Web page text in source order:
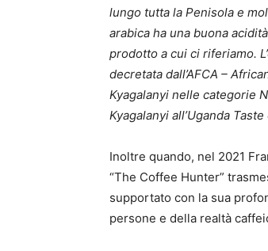
lungo tutta la Penisola e
arabica ha una buona
prodotto a cui ci riferiamo.
decretata dall’AFCA –
Kyagalanyi nelle categorie
Kyagalanyi all’Uganda
Inoltre quando, nel 2021
“The Coffee Hunter”
supportato con la sua
persone e della realtà